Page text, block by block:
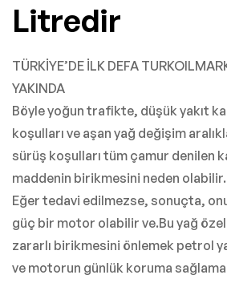
Litredir
TÜRKİYE’DE İLK DEFA
YAKINDA
Böyle yoğun trafikte, düşük yakıt
koşulları ve aşan yağ değişim
sürüş koşulları tüm çamur denilen
maddenin birikmesini neden olabilir.
Eğer tedavi edilmezse, sonuçta,
güç bir motor olabilir ve.Bu yağ
zararlı birikmesini önlemek petrol
ve motorun günlük koruma